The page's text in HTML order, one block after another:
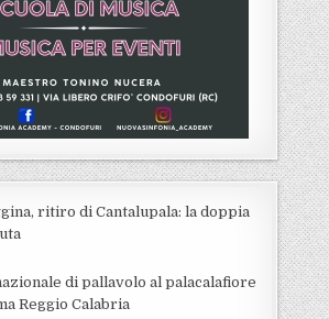
ritiro di Cantalupala: la doppia
di pallavolo al palacalafiore
Reggio Calabria